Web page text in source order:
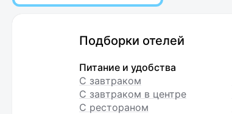
Подборки отелей
Питание и удобства
С завтраком
С завтраком в центре
С рестораном